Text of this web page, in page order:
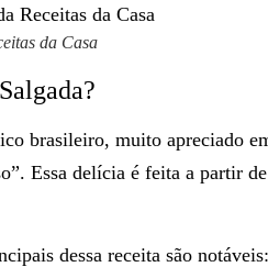
da Casa
brasileiro, muito apreciado
Essa delícia é feita a partir
dessa receita são notáveis: